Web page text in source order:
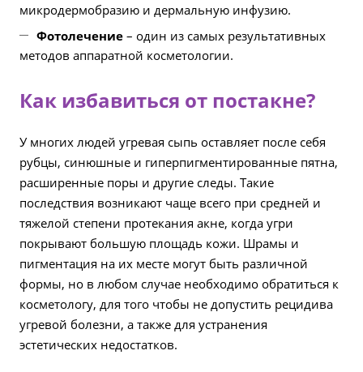
микродермобразию и дермальную инфузию.
Фотолечение – один из самых результативных
методов аппаратной косметологии.
Как избавиться от постакне?
У многих людей угревая сыпь оставляет после себя
рубцы, синюшные и гиперпигментированные пятна,
расширенные поры и другие следы. Такие
последствия возникают чаще всего при средней и
тяжелой степени протекания акне, когда угри
покрывают большую площадь кожи. Шрамы и
пигментация на их месте могут быть различной
формы, но в любом случае необходимо обратиться к
косметологу, для того чтобы не допустить рецидива
угревой болезни, а также для устранения
эстетических недостатков.